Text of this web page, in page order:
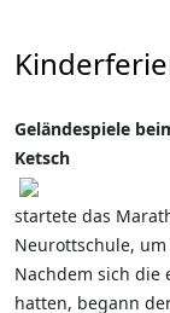
Geländespiele
Ketsch
startete das
Neurottschule,
Nachdem sich die
hatten, begann